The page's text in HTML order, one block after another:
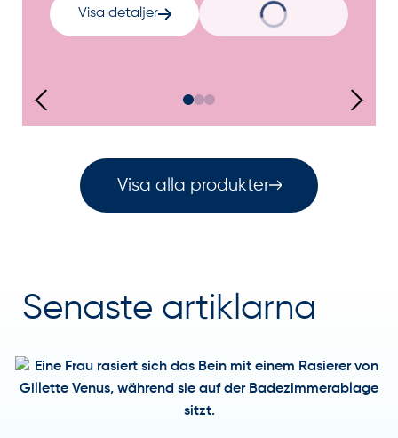
Visa detaljer
Visa alla produkter
Senaste artiklarna